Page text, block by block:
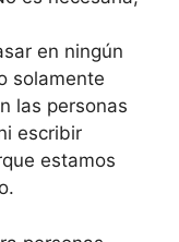
en ningún
solamente
las personas
escribir
estamos